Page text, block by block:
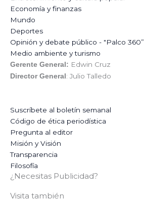
Economía y finanzas
Mundo
Deportes
Opinión y debate público - "Palco 360”
Medio ambiente y turismo
Gerente General: Edwin Cruz
Director General : Julio Talledo
Suscríbete al boletín semanal
Código de ética periodística
Pregunta al editor
Misión y Visión
Transparencia
Filosofía
¿Necesitas Publicidad?
Visita también